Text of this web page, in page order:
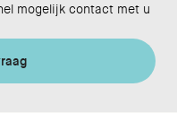
mogelijk contact met u